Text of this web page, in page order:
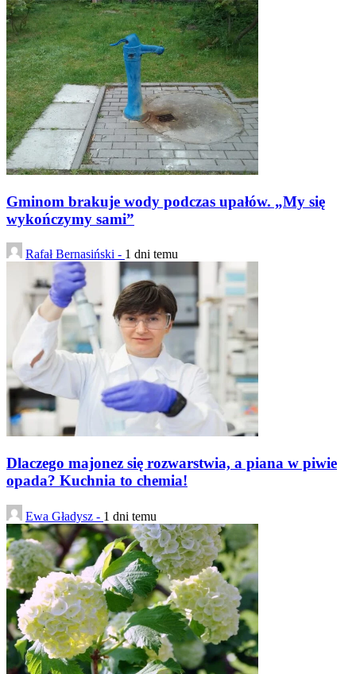
Gminom brakuje wody podczas upałów. „My się
wykończymy sami”
Rafał Bernasiński - 1 dni temu
Dlaczego majonez się rozwarstwia, a piana w piwie
opada? Kuchnia to chemia!
Ewa Gładysz - 1 dni temu